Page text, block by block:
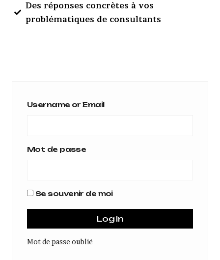
Des réponses concrètes à vos
problématiques de consultants
Username or Email
Mot de passe
Se souvenir de moi
Mot de passe oublié